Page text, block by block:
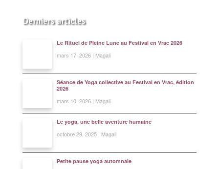
Yoga
Inscription en ligne
Yoga en entreprise
Boutique
Derniers articles
Le Rituel de Pleine Lune au Festival en Vrac 2026
mars 17, 2026 | Magali
Séance de Yoga collective au Festival en Vrac, édition
2026
mars 10, 2026 | Magali
Le yoga, une belle aventure humaine
octobre 29, 2025 | Magali
Petite pause yoga automnale